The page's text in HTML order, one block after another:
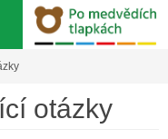
otázky